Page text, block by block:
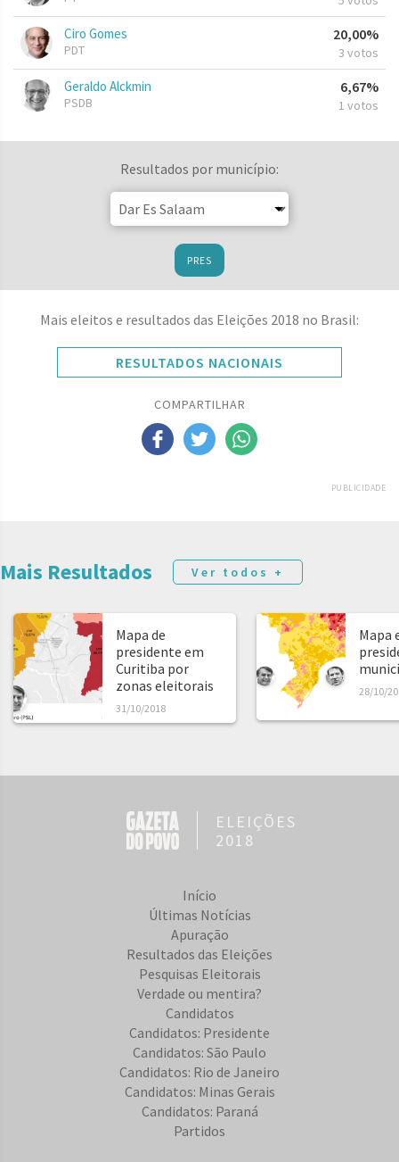
Ciro Gomes
PDT
20,00%
3 votos
Geraldo Alckmin
PSDB
6,67%
1 votos
Resultados por município:
PRES
Mais eleitos e resultados das Eleições 2018 no Brasil:
RESULTADOS NACIONAIS
COMPARTILHAR
PUBLICIDADE
Mais Resultados Ver todos +
Mapa de
presidente em
Curitiba por
zonas eleitorais
31/10/2018
Mapa
28/10/
ELEIÇÕES
2018
Início
Últimas Notícias
Apuração
Resultados das Eleições
Pesquisas Eleitorais
Verdade ou mentira?
Candidatos
Candidatos: Presidente
Candidatos: São Paulo
Candidatos: Rio de Janeiro
Candidatos: Minas Gerais
Candidatos: Paraná
Partidos